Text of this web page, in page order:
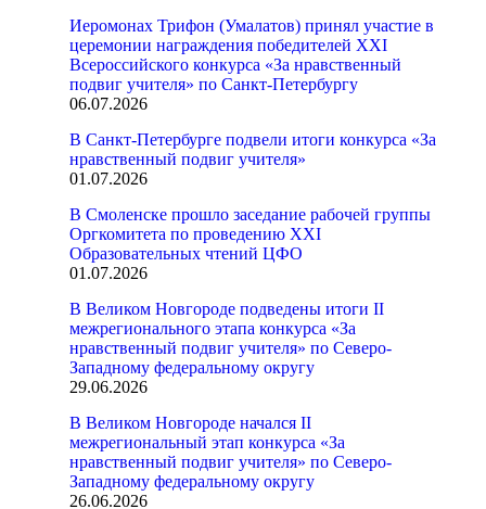
Иеромонах Трифон (Умалатов) принял участие в
церемонии награждения победителей XXI
Всероссийского конкурса «За нравственный
подвиг учителя» по Санкт-Петербургу
06.07.2026
В Санкт-Петербурге подвели итоги конкурса «За
нравственный подвиг учителя»
01.07.2026
В Смоленске прошло заседание рабочей группы
Оргкомитета по проведению XXI
Образовательных чтений ЦФО
01.07.2026
В Великом Новгороде подведены итоги II
межрегионального этапа конкурса «За
нравственный подвиг учителя» по Северо-
Западному федеральному округу
29.06.2026
В Великом Новгороде начался II
межрегиональный этап конкурса «За
нравственный подвиг учителя» по Северо-
Западному федеральному округу
26.06.2026